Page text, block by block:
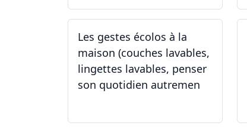
Les gestes écolos à la
maison (couches lavables,
lingettes lavables, penser
son quotidien autremen